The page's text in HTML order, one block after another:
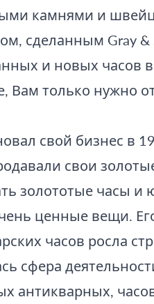
камнями и
сделанным Gray &
и новых часов
Вам только нужно
свой бизнес в
свои
золототые часы и
ценные вещи.
часов росла
сфера
антикварных,